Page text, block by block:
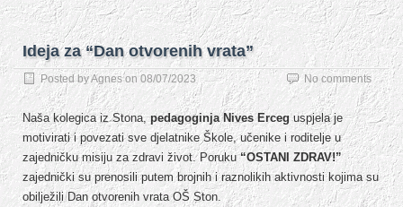
Ideja za “Dan otvorenih vrata”
Posted byAgneson08/07/2023 No comments
Naša kolegica iz Stona,pedagoginja Nives Erceguspjela je
motivirati i povezati sve djelatnike Škole, učenike i roditelje u
zajedničku misiju za zdravi život. Poruku“OSTANI ZDRAV!”
zajednički su prenosili putem brojnih i raznolikih aktivnosti kojima su
obilježili Dan otvorenih vrata OŠ Ston.